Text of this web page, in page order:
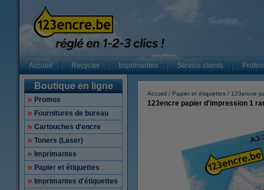
Accueil Recycler Imprimantes Service clients
Boutique en ligne
Promos
Fournitures de bureau
Cartouches d'encre
Toners (Laser)
Imprimantes
Papier et étiquettes
Imprimantes d'étiquettes
Accueil Papier et étiquettes 123encre
123encre papier d'impression 1